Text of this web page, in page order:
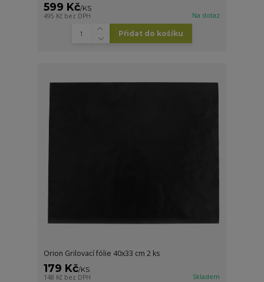
599 Kč/KS
495 Kč bez DPH Na dotaz
Přidat do košíku
Orion Grilovací fólie 40x33 cm 2 ks
179 Kč/KS
148 Kč bez DPH Skladem